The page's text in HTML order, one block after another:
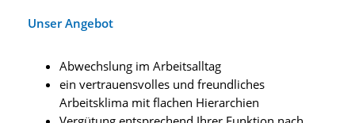
Unser Angebot
Abwechslung im Arbeitsalltag
ein vertrauensvolles und freundliches
Arbeitsklima mit flachen Hierarchien